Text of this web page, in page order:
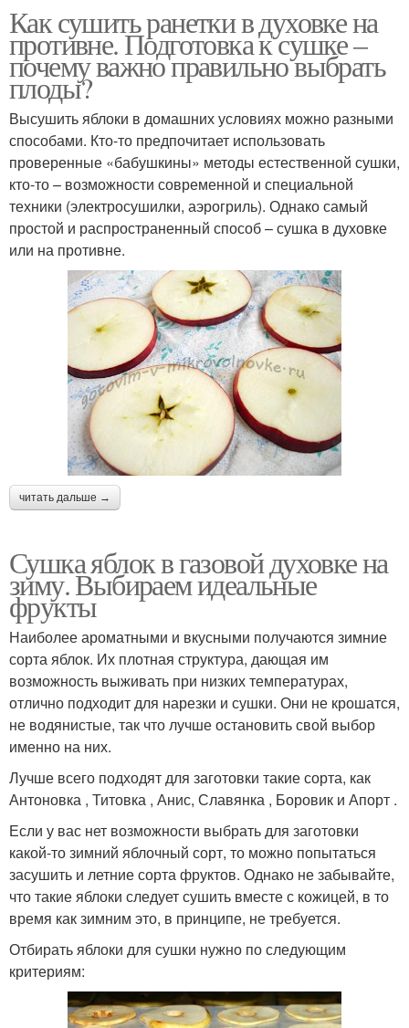
Как сушить ранетки в духовке на
противне. Подготовка к сушке –
почему важно правильно выбрать
плоды?
Высушить яблоки в домашних условиях можно разными
способами. Кто-то предпочитает использовать
проверенные «бабушкины» методы естественной сушки,
кто-то – возможности современной и специальной
техники (электросушилки, аэрогриль). Однако самый
простой и распространенный способ – сушка в духовке
или на противне.
читать дальше →
Сушка яблок в газовой духовке на
зиму. Выбираем идеальные
фрукты
Наиболее ароматными и вкусными получаются зимние
сорта яблок. Их плотная структура, дающая им
возможность выживать при низких температурах,
отлично подходит для нарезки и сушки. Они не крошатся,
не водянистые, так что лучше остановить свой выбор
именно на них.
Лучше всего подходят для заготовки такие сорта, как
Антоновка , Титовка , Анис, Славянка , Боровик и Апорт .
Если у вас нет возможности выбрать для заготовки
какой-то зимний яблочный сорт, то можно попытаться
засушить и летние сорта фруктов. Однако не забывайте,
что такие яблоки следует сушить вместе с кожицей, в то
время как зимним это, в принципе, не требуется.
Отбирать яблоки для сушки нужно по следующим
критериям: